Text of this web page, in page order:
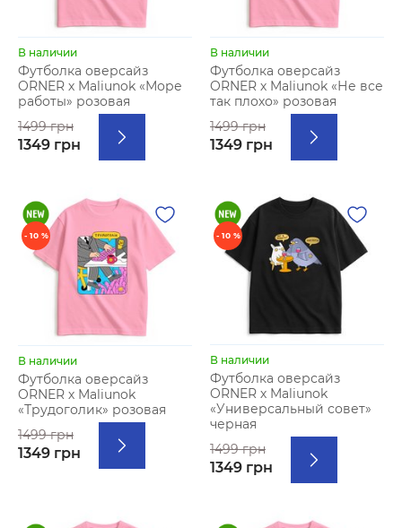
В наличии
Футболка оверсайз
ORNER х Maliunok «Море
работы» розовая
1499 грн
1349 грн
В наличии
Футболка оверсайз
ORNER х Maliunok «Не все
так плохо» розовая
1499 грн
1349 грн
- 10 %
В наличии
Футболка оверсайз
ORNER х Maliunok
«Трудоголик» розовая
1499 грн
1349 грн
- 10 %
В наличии
Футболка оверсайз
ORNER х Maliunok
«Универсальный совет»
черная
1499 грн
1349 грн